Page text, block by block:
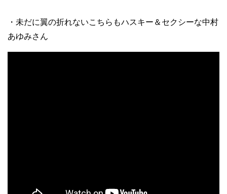
・未だに翼の折れないこちらもハスキー＆セクシーな中村
あゆみさん